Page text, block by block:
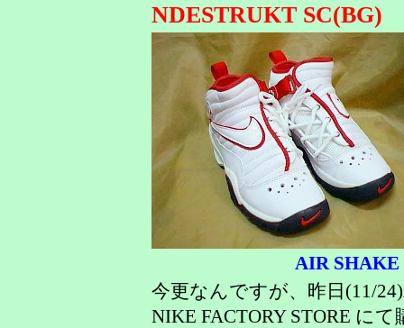
NDESTRUKT SC(BG)
AIR SHAKE
今更なんですが、昨日(11/
NIKE FACTORY STORE に